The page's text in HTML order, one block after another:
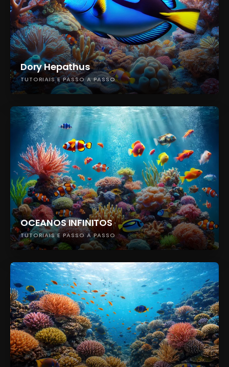
Dory Hepathus
TUTORIAIS E PASSO A PASSO
OCEANOS INFINITOS
TUTORIAIS E PASSO A PASSO